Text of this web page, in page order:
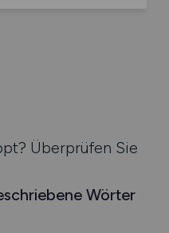
/ Seefracht
Überprüfen Sie
Wörter